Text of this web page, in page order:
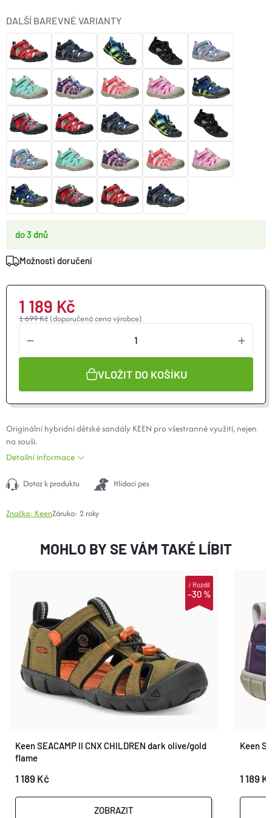
do 3 dnů
DALŠÍ BAREVNÉ VARIANTY
Možnosti doručení
1 699 Kč (doporučená cena výrobce)
1 189 Kč
VLOŽIT DO KOŠÍKU
Originální hybridní dětské sandály KEEN pro všestranné využití, nejen
na souši.
Detailní informace
Dotaz k produktu Hlídací pes
Značka: KeenZáruka: 2 roky
MOHLO BY SE VÁM TAKÉ LÍBIT
–30 %
iRozdíl
Keen SEACAMP II CNX CHILDREN dark olive/gold
flame
1 189 Kč
ZOBRAZIT
Keen
1 189